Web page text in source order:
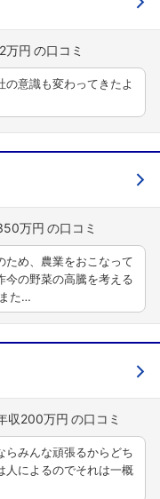
万円
の意識も変わってきたよ
万円
ため、農業をおこなって
今の野菜の高騰を考える
た…
収200万円
らみんな頑張るからどち
人によるのでそれは一概